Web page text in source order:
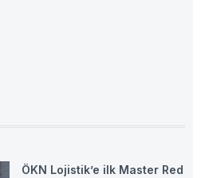
ÖKN Lojistik’e ilk Master Red